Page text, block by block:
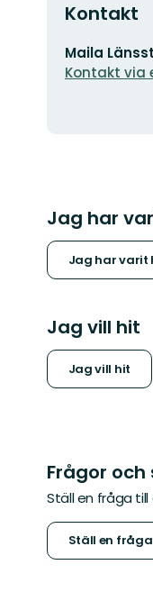
Kontakt
E-
postadress
Maila
Kontakt via
Jag har
Jag har varit
Jag vill hit
Jag vill hit
Frågor och
Ställ en fråga
Ställ en fråga